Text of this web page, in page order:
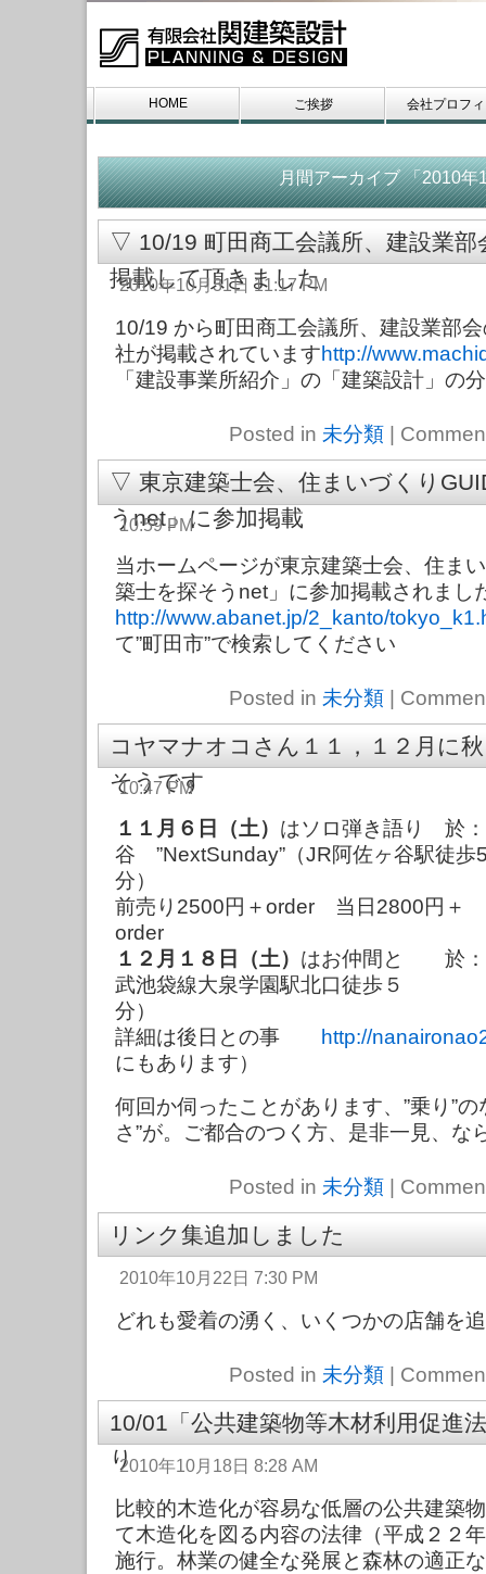
HOME ご挨拶 会社プロフ
月間アーカイブ 「2010年
▽ 10/19 町田商工会議所、建設業
掲載して頂きました
2010年10月31日 11:17 PM
10/19 から町田商工会議所、建設業部
社が掲載されていますhttp://
「建設事業所紹介」の「建築設計」の
Posted in 未分類
▽ 東京建築士会、住まいづくり
うnet」に参加掲載
10:59 PM
当ホームページが東京建築士会、住ま
築士を探そうnet」に参加掲載されまし
http://www.abanet.jp/2_kanto/
て”町田市”で検索してください
Posted in 未分類 |
コヤマナオコさん１１，１２月に
そうです
10:47 PM
１１月６日（土） はソロ弾き語り 於
谷 ”NextSunday”（JR阿佐ヶ谷駅徒歩
前売り2500円＋order 当日2800円＋
１２月１８日（土） はお仲間と 於：
武池袋線大泉学園駅北口徒歩５
分
詳細は後日との事 http://
にもあります）
何回か伺ったことがあります、”乗り”の
さ”が。ご都合のつく方、是非一見、な
Posted in 未分類 |
リンク集追加しました
2010年10月22日 7:30 PM
どれも愛着の湧く、いくつかの店舗を
Posted in 未分類
10/01「公共建築物等木材利用促進
り
2010年10月18日 8:28 AM
比較的木造化が容易な低層の公共建築
て木造化を図る内容の法律（平成２２
施行。林業の健全な発展と森林の適正